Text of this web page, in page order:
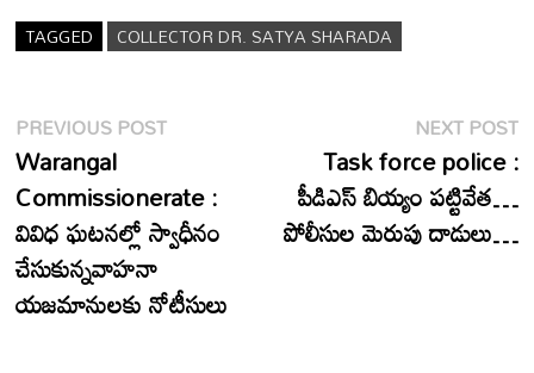
TAGGED COLLECTOR DR. SATYA SHARADA
Post
navigation
PREVIOUS POSTPrevious
Warangal
Commissionerate :
వివిధ ఘటనల్లో స్వాధీనం
చేసుకున్నవాహనా
యజమానులకు నోటీసులు
NEXT POST
Task force police :
పీడిఎస్ బియ్యం పట్టివేత…
పోలీసుల మెరుపు దాడులు…